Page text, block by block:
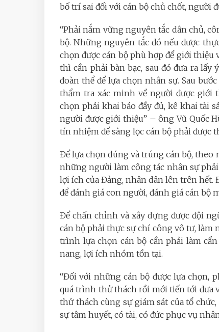
bố trí sai đối với cán bộ chủ chốt, người
“Phải nắm vững nguyên tắc dân chủ,
bộ. Những nguyên tắc đó nếu được
chọn được cán bộ phù hợp để giới thiệu
thì cần phải bàn bạc, sau đó đưa ra
đoàn thể để lựa chọn nhân sự. Sau
thẩm tra xác minh về người được giới
chọn phải khai báo đầy đủ, kê khai tài
người được giới thiệu” – ông Vũ Quốc
tín nhiệm để sàng lọc cán bộ phải được
Để lựa chọn đúng và trúng cán bộ,
những người làm công tác nhân sự
lợi ích của Đảng, nhân dân lên trên
để đánh giá con người, đánh giá cán bộ
Để chấn chỉnh và xây dựng được đội
cán bộ phải thực sự chí công vô tư, làm
trình lựa chọn cán bộ cần phải làm
nang, lợi ích nhóm tồn tại.
“Đối với những cán bộ được lựa chọn,
quá trình thử thách rồi mới tiến tới đưa
thử thách cùng sự giám sát của tổ
sự tâm huyết, có tài, có đức phục vụ